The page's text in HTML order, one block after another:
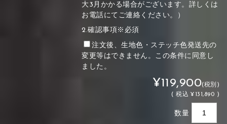
大3月かかる場合がございます。詳しくは
お電話にてご連絡ください。）
2.確認事項※必須
注文後、生地色・ステッチ色発送先の
変更等はできません。この条件に同意し
ました。
¥119,900(税別)
(税込 ¥131,890 )
数量